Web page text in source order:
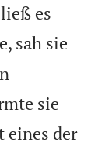
es
sah sie
sie
eines der